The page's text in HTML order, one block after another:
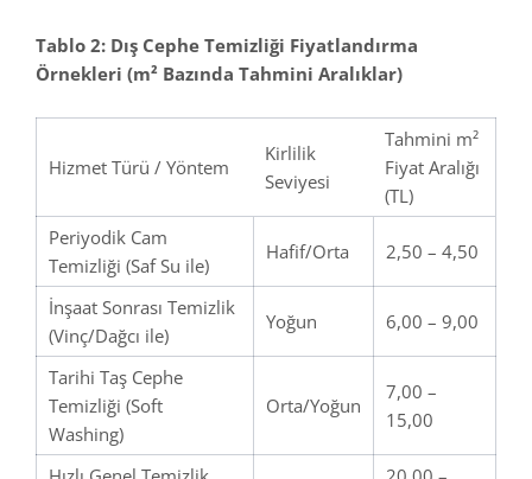
Tablo 2: Dış Cephe Temizliği Fiyatlandırma
Örnekleri (m² Bazında Tahmini Aralıklar)
Hizmet Türü / Yöntem
Kirlilik
Seviyesi
Tahmini m²
Fiyat Aralığı
(TL)
Periyodik Cam
Temizliği (Saf Su ile)
Hafif/Orta 2,50 – 4,50
İnşaat Sonrası Temizlik
(Vinç/Dağcı ile)
Yoğun 6,00 – 9,00
Tarihi Taş Cephe
Temizliği (Soft
Washing)
Orta/Yoğun
7,00 –
15,00